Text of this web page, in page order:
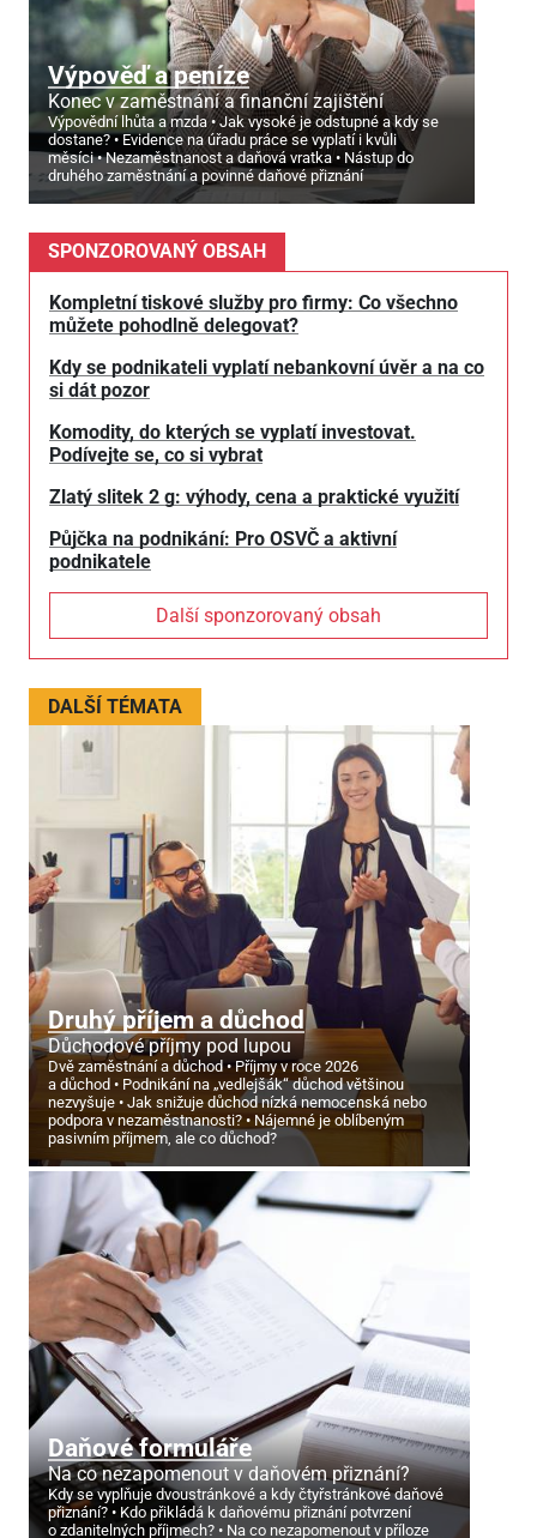
Výpověď a peníze
Konec v zaměstnání a finanční zajištění
Výpovědní lhůta a mzda
Jak vysoké je odstupné a kdy se
dostane?
Evidence na úřadu práce se vyplatí i kvůli
měsíci
Nezaměstnanost a daňová vratka
Nástup do
druhého zaměstnání a povinné daňové přiznání
SPONZOROVANÝ OBSAH
Kompletní tiskové služby pro firmy: Co všechno
můžete pohodlně delegovat?
Kdy se podnikateli vyplatí nebankovní úvěr a na co
si dát pozor
Komodity, do kterých se vyplatí investovat.
Podívejte se, co si vybrat
Zlatý slitek 2 g: výhody, cena a praktické využití
Půjčka na podnikání: Pro OSVČ a aktivní
podnikatele
Další sponzorovaný obsah
DALŠÍ TÉMATA
Druhý příjem a důchod
Důchodové příjmy pod lupou
Dvě zaměstnání a důchod
Příjmy v roce 2026
a důchod
Podnikání na „vedlejšák“ důchod většinou
nezvyšuje
Jak snižuje důchod nízká nemocenská nebo
podpora v nezaměstnanosti?
Nájemné je oblíbeným
pasivním příjmem, ale co důchod?
Daňové formuláře
Na co nezapomenout v daňovém přiznání?
Kdy se vyplňuje dvoustránkové a kdy čtyřstránkové daňové
přiznání?
Kdo přikládá k daňovému přiznání potvrzení
o zdanitelných příjmech?
Na co nezapomenout v příloze